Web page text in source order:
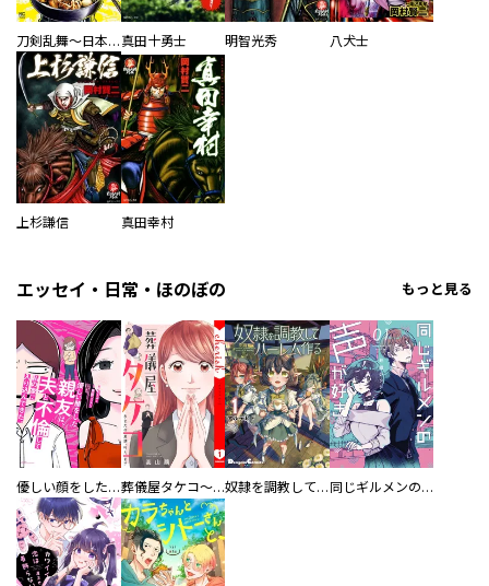
刀剣乱舞～日本号つれづれ酒～ 真田十勇士 明智光秀 八犬士
上杉謙信 真田幸村
エッセイ・日常・ほのぼの もっと見る
優しい顔をした親友は、夫と不倫して私の家に入り込んできた。 葬儀屋タケコ～あなたの最期、叶えます【電子単行本版】 奴隷を調教してハーレム作る 同じギルメンの声が好き